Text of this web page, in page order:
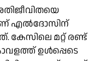
എൽദോസിന്
മറ്റ് രണ്ട്
ഉൾപ്പെടെ